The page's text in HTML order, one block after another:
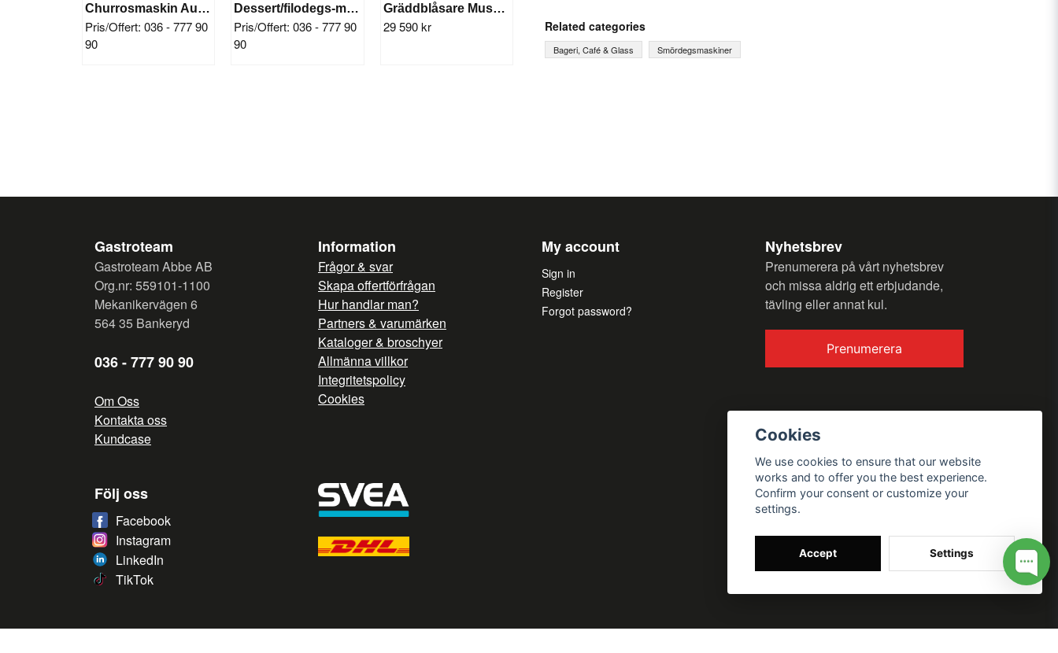
Churrosmaskin Automatisk (4 kg deg)
Pris/Offert: 036 - 777 90
90
Dessert/filodegs-maskin Baklava
Pris/Offert: 036 - 777 90
90
Gräddblåsare Mussana 'BOY' 4 Liter
29 590 kr Ask us something about this product...
Related categories
Bageri, Café & Glass Smördegsmaskiner
Gastroteam
Gastroteam Abbe AB
Org.nr: 559101-1100
Mekanikervägen 6
564 35 Bankeryd
036 - 777 90 90
Om Oss
Kontakta oss
Kundcase
Information
Frågor & svar
Skapa offertförfrågan
Hur handlar man?
Partners & varumärken
Kataloger & broschyer
Allmänna villkor
Integritetspolicy
Cookies
My account
Sign in
Register
Forgot password?
Nyhetsbrev
Prenumerera på vårt nyhetsbrev
och missa aldrig ett erbjudande,
tävling eller annat kul.
Prenumerera
Följ oss
Facebook
Instagram
LinkedIn
TikTok
Cookies
We use cookies to ensure that our website
works and to offer you the best experience.
Confirm your consent or customize your
settings.
Accept Settings